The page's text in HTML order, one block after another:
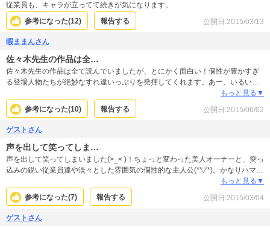
従業員も、キャラが立ってて続きが気になります。
参考になった(12) 報告する 公開日:2015/03/13
暇ままんさん
佐々木先生の作品は全…
佐々木先生の作品は全て読んでいましたが、とにかく面白い！個性が豊かすぎ
る登場人物たちが絶妙なすれ違いっぷりを発揮してくれます。あー、いるい
る、こういう人！と納得できる一風変わった脇役達に、愛着わいちゃいます。
他の作品も待ってます！
もっと見る▼
参考になった(10) 報告する 公開日:2015/06/02
ゲストさん
声を出して笑ってしま…
声を出して笑ってしまいました(>_< )！ちょっと変わった美人オーナーと、突っ
込みの鋭い従業員達や淡々とした雰囲気の個性的な主人公(*'▽'*)。かなりハマり
もっと見る▼
参考になった(7) 報告する 公開日:2015/03/04
ゲストさん